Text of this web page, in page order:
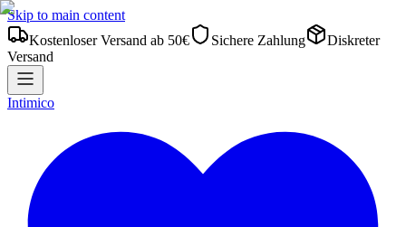
Skip to main content
Kostenloser Versand ab 50€
Sichere Zahlung
Diskreter
Versand
Intimico